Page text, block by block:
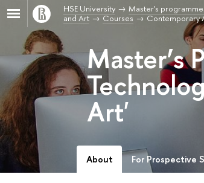
HSE University Master's
and Art
Courses Contemporary
Master’s
Art'
About For Prospective